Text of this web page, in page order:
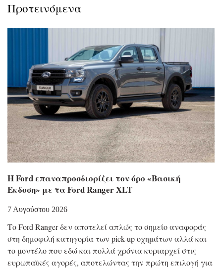
Προτεινόμενα
Η Ford επαναπροσδιορίζει τον όρο «Βασική
Έκδοση» με τα Ford Ranger XLT
7 Αυγούστου 2026
Το Ford Ranger δεν αποτελεί απλώς το σημείο αναφοράς
στη δημοφιλή κατηγορία των pick-up οχημάτων αλλά και
το μοντέλο που εδώ και πολλά χρόνια κυριαρχεί στις
ευρωπαϊκές αγορές, αποτελώντας την πρώτη επιλογή για